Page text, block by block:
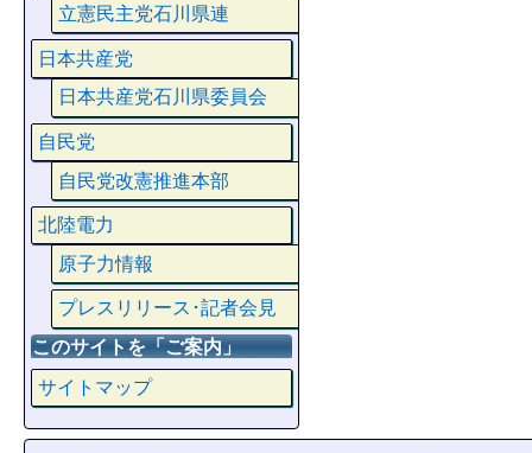
立憲民主党石川県連
日本共産党
日本共産党石川県委員会
自民党
自民党改憲推進本部
北陸電力
原子力情報
プレスリリース･記者会見
このサイトを「ご案内」
サイトマップ